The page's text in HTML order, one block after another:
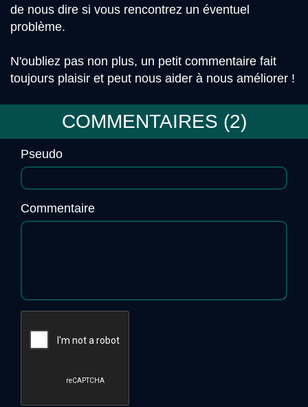
de nous dire si vous rencontrez un éventuel
problème.
N'oubliez pas non plus, un petit commentaire fait
toujours plaisir et peut nous aider à nous améliorer !
COMMENTAIRES (2)
Pseudo
Commentaire